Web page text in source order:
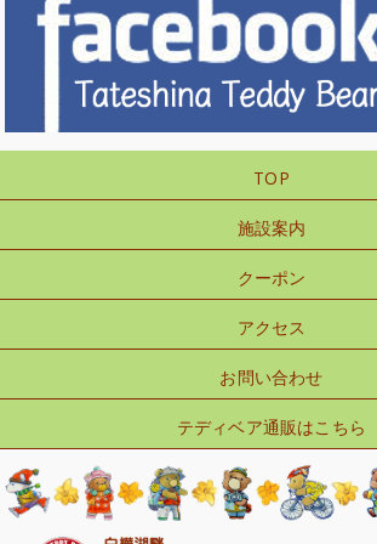
TOP
施設案内
クーポン
アクセス
お問い合わせ
テディベア通販はこちら